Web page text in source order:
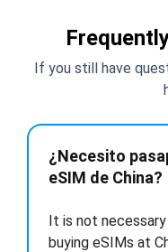
If you still have
¿Necesito
eSIM de China?
It is not
buying eSIMs at